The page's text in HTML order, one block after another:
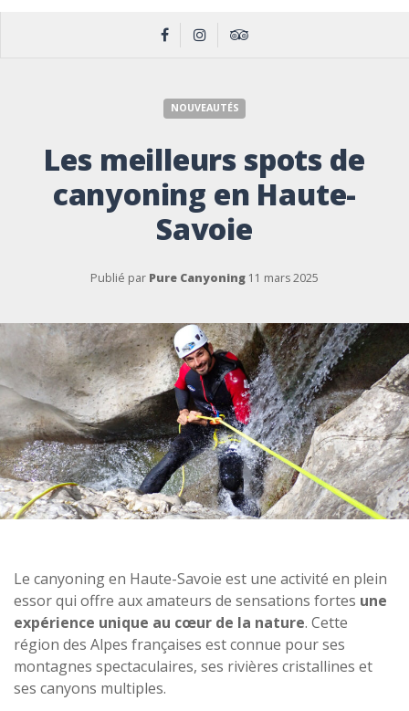
NOUVEAUTÉS
Les meilleurs spots de
canyoning en Haute-
Savoie
Publié par Pure Canyoning 11 mars 2025
Le canyoning en Haute-Savoie est une activité en plein
essor qui offre aux amateurs de sensations fortes une
expérience unique au cœur de la nature. Cette
région des Alpes françaises est connue pour ses
montagnes spectaculaires, ses rivières cristallines et
ses canyons multiples.